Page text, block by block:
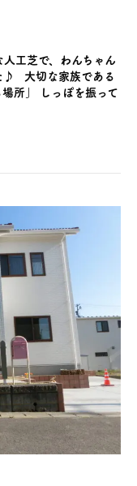
工芝で、わんちゃん
♪ 大切な家族である
所」 しっぽを振って